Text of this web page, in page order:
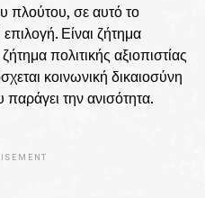
πλούτου, σε αυτό το
επιλογή. Είναι ζήτημα
πολιτικής αξιοπιστίας
κοινωνική δικαιοσύνη
την ανισότητα.